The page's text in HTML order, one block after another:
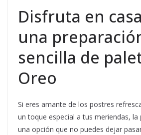
Disfruta en
una
sencilla de
Oreo
Si eres amante de los postres
un toque especial a tus meriendas, la
una opción que no puedes dejar